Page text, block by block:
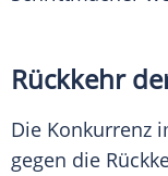
Rückkehr
Die Konkurrenz
gegen die